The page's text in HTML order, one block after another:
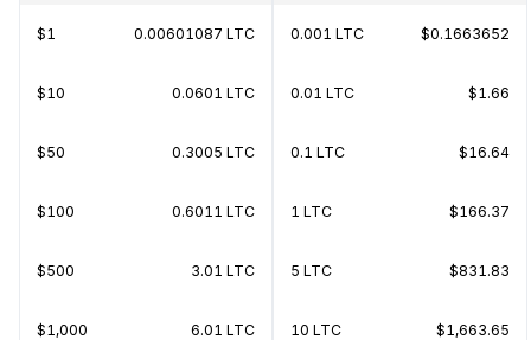
$1 0.00601087 LTC
$10 0.0601 LTC
$50 0.3005 LTC
$100 0.6011 LTC
$500 3.01 LTC
$1,000 6.01 LTC
0.001 LTC $0.1663652
0.01 LTC $1.66
0.1 LTC $16.64
1 LTC $166.37
5 LTC $831.83
10 LTC $1,663.65